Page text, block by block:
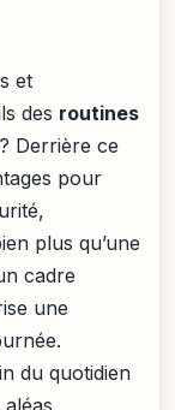
et
des routines
Derrière ce
pour
plus qu’une
cadre
une
du quotidien